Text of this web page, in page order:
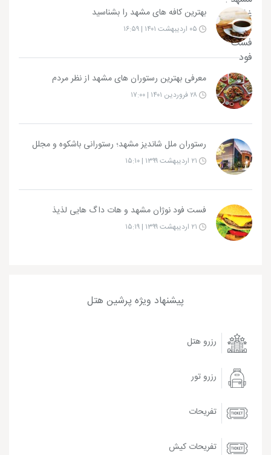
بهترین کافه های مشهد را بشناسید
معرفی بهترین رستوران های مشهد از نظر مردم
رستوران ملل شاندیز مشهد؛ رستورانی باشکوه و مجلل
فست فود نوژان مشهد و هات داگ هایی لذیذ
پیشنهاد ویژه پرشین هتل
رزرو هتل
رزرو تور
تفریحات
تفریحات کیش